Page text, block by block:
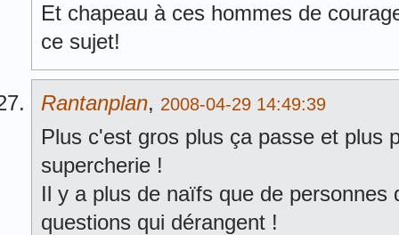
Et chapeau à ces hommes de
ce sujet!
Rantanplan, 2008-04-29 14:49:39
Plus c'est gros plus ça passe et plus
supercherie !
Il y a plus de naïfs que de personnes
questions qui dérangent !